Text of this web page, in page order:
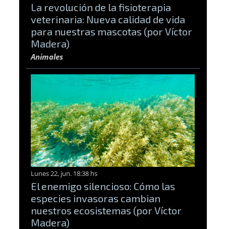
La revolución de la fisioterapia
veterinaria: Nueva calidad de vida
para nuestras mascotas (por Víctor
Madera)
Animales
Lunes 22, jun. 18:38 hs
El enemigo silencioso: Cómo las
especies invasoras cambian
nuestros ecosistemas (por Víctor
Madera)